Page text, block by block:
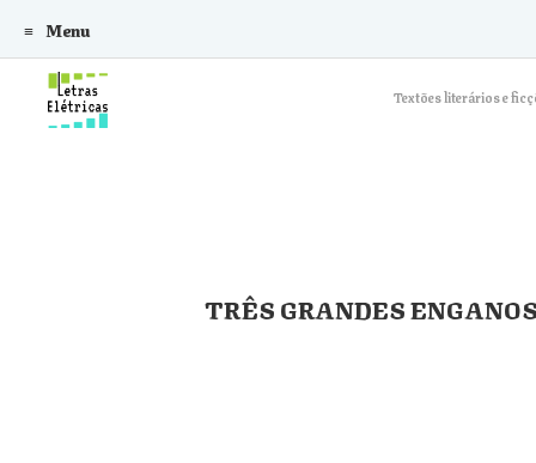
Textões literários e
Menu
Skip to content
TRÊS GRANDES